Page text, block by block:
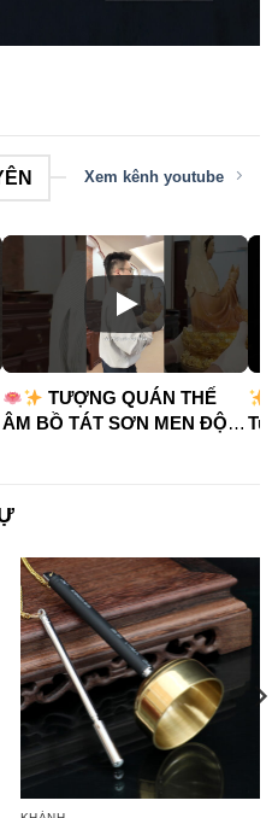
Xem kênh youtube
TƯỢNG QUÁN THẾ
ÂM BỒ TÁT SƠN MEN ĐỘ